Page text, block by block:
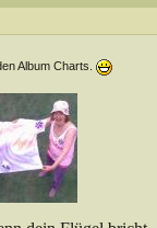
Album Charts.